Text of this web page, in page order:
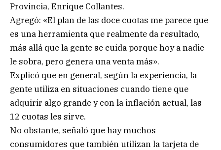
Provincia, Enrique Collantes.
Agregó: «El plan de las doce cuotas me parece que
es una herramienta que realmente da resultado,
más allá que la gente se cuida porque hoy a nadie
le sobra, pero genera una venta más».
Explicó que en general, según la experiencia, la
gente utiliza en situaciones cuando tiene que
adquirir algo grande y con la inflación actual, las
12 cuotas les sirve.
No obstante, señaló que hay muchos
consumidores que también utilizan la tarjeta de